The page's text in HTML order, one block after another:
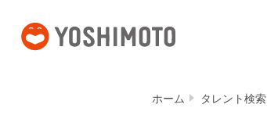
ホーム タレント検索